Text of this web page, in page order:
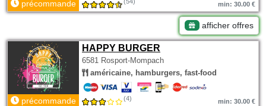
précommande min: 30.00 €
afficher offres
HAPPY BURGER
6581 Rosport-Mompach
américaine, hamburgers, fast-food
précommande (4) min: 30.00 €